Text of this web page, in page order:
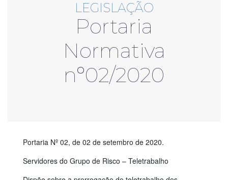
LEGISLAÇÃO
Portaria
Normativa
nº02/2020
Portaria Nº 02, de 02 de setembro de 2020.
Servidores do Grupo de Risco – Teletrabalho